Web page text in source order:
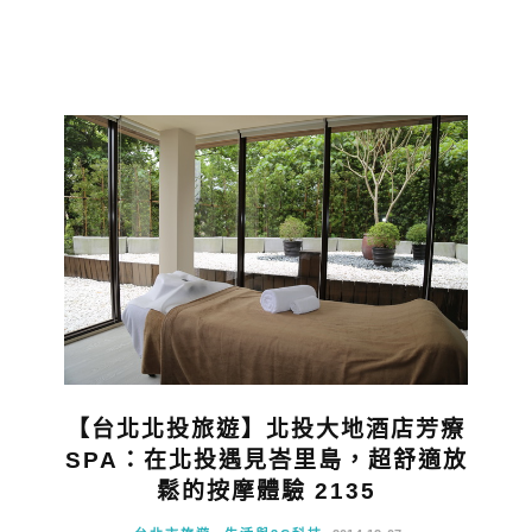
【台北北投旅遊】北投大地酒店芳療
SPA：在北投遇見峇里島，超舒適放
鬆的按摩體驗 2135